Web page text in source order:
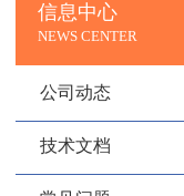
信息中心
NEWS CENTER
公司动态
技术文档